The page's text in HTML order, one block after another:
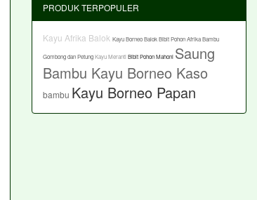
PRODUK TERPOPULER
Kayu Afrika Balok Kayu Borneo BalokBibit Pohon AfrikaBambu
Gombong dan PetungKayu MerantiBibit Pohon Mahoni Saung
Bambu Kayu Borneo Kaso
bambu Kayu Borneo Papan